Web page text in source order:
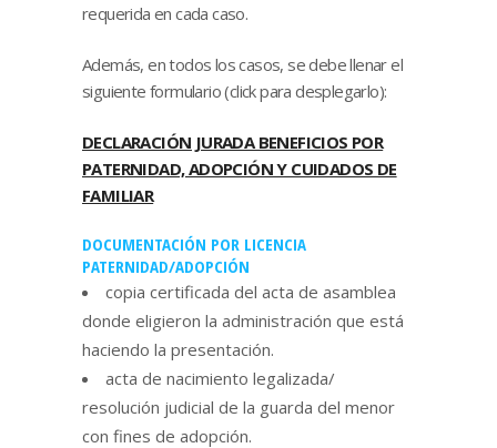
requerida en cada caso.
Además, en todos los casos, se debe llenar el
siguiente formulario (click para desplegarlo):
DECLARACIÓN JURADA BENEFICIOS POR
PATERNIDAD, ADOPCIÓN Y CUIDADOS DE
FAMILIAR
DOCUMENTACIÓN POR LICENCIA
PATERNIDAD/ADOPCIÓN
copia certificada del acta de asamblea
donde eligieron la administración que está
haciendo la presentación.
acta de nacimiento legalizada/
resolución judicial de la guarda del menor
con fines de adopción.